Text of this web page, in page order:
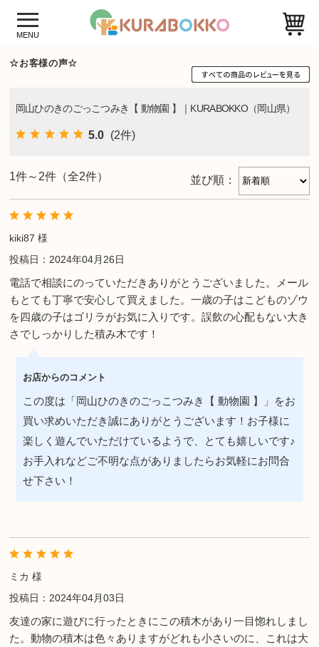
☆お客様の声☆
岡山ひのきのごっこつみき【 動物園 】｜KURABOKKO（岡山県）
5.0 (2件)
1件～2件（全2件） 並び順：
kiki87 様
投稿日：2024年04月26日
電話で相談にのっていただきありがとうございました。メール
もとても丁寧で安心して買えました。一歳の子はこどものゾウ
を四歳の子はゴリラがお気に入りです。誤飲の心配もない大き
さでしっかりした積み木です！
お店からのコメント
この度は「岡山ひのきのごっこつみき【 動物園 】」をお
買い求めいただき誠にありがとうございます！お子様に
楽しく遊んでいただけているようで、とても嬉しいです♪
お手入れなどご不明な点がありましたらお気軽にお問合
せ下さい！
ミカ 様
投稿日：2024年04月03日
友達の家に遊びに行ったときにこの積木があり一目惚れしまし
た。動物の積木は色々ありますがどれも小さいのに、これは大